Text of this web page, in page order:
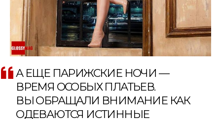
А ЕЩЕ ПАРИЖСКИЕ НОЧИ —
ВРЕМЯ ОСОБЫХ ПЛАТЬЕВ.
ВЫ ОБРАЩАЛИ ВНИМАНИЕ КАК
ОДЕВАЮТСЯ ИСТИННЫЕ